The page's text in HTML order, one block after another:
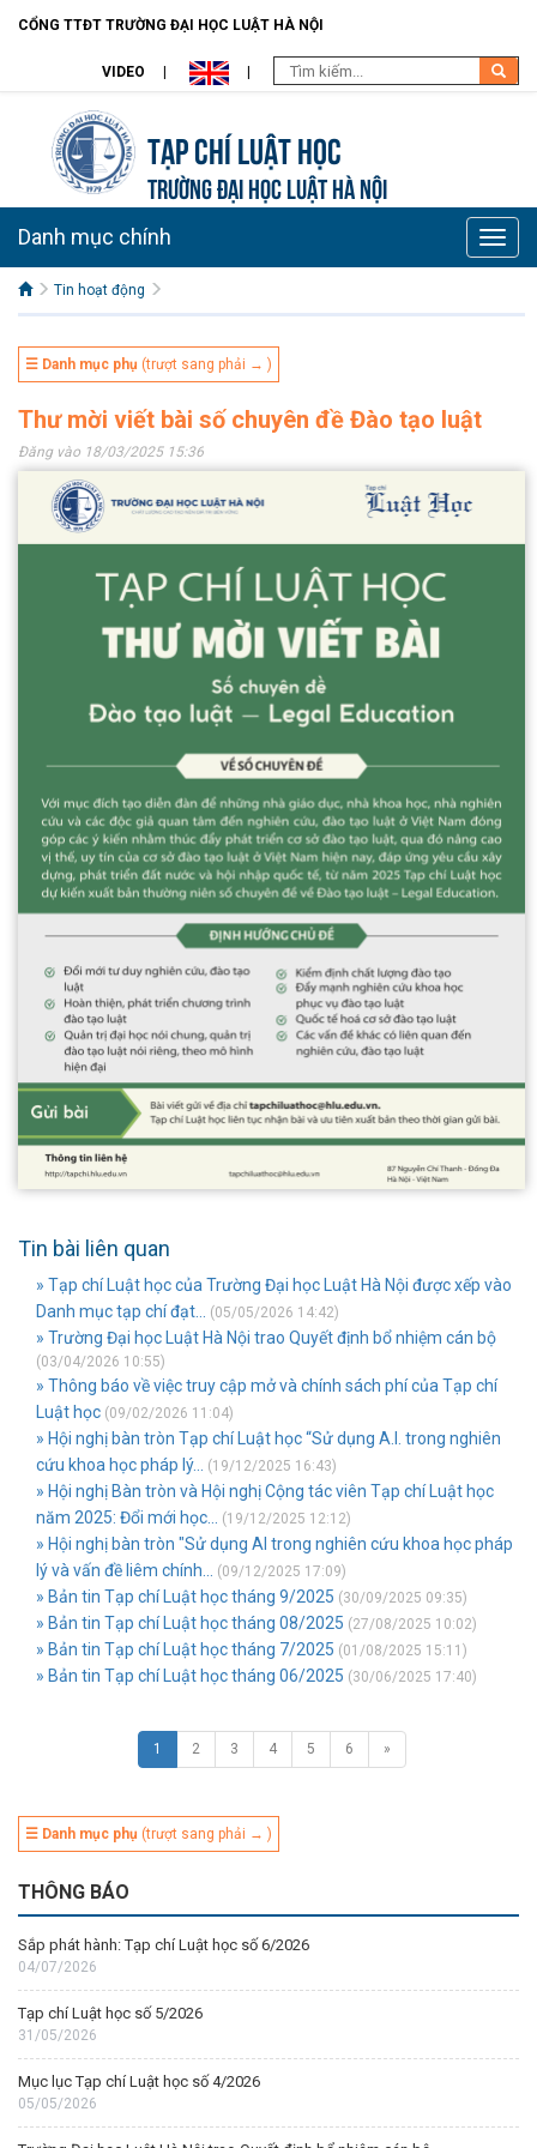
CỔNG TTĐT TRƯỜNG ĐẠI HỌC LUẬT HÀ NỘI
VIDEO
Tạp chí Luật học
TRƯỜNG ĐẠI HỌC LUẬT HÀ NỘI
Toggle
Danh mục chính
Tin hoạt động
☰ Danh mục phụ (trượt sang phải → )
Thư mời viết bài số chuyên đề Đào tạo luật
Đăng vào 18/03/2025 15:36
Tin bài liên quan
» Tạp chí Luật học của Trường Đại học Luật Hà Nội được xếp vào
Danh mục tạp chí đạt...
(05/05/2026 14:42)
» Trường Đại học Luật Hà Nội trao Quyết định bổ nhiệm cán bộ
(03/04/2026 10:55)
» Thông báo về việc truy cập mở và chính sách phí của Tạp chí
Luật học (09/02/2026 11:04)
» Hội nghị bàn tròn Tạp chí Luật học “Sử dụng A.I. trong nghiên
cứu khoa học pháp lý...
(19/12/2025 16:43)
» Hội nghị Bàn tròn và Hội nghị Cộng tác viên Tạp chí Luật học
năm 2025: Đổi mới học...
(19/12/2025 12:12)
» Hội nghị bàn tròn "Sử dụng AI trong nghiên cứu khoa học pháp
lý và vấn đề liêm chính...
(09/12/2025 17:09)
» Bản tin Tạp chí Luật học tháng 9/2025 (30/09/2025 09:35)
» Bản tin Tạp chí Luật học tháng 08/2025 (27/08/2025 10:02)
» Bản tin Tạp chí Luật học tháng 7/2025 (01/08/2025 15:11)
» Bản tin Tạp chí Luật học tháng 06/2025 (30/06/2025 17:40)
1 2 3 4 5 6 »
☰ Danh mục phụ (trượt sang phải → )
THÔNG BÁO
Sắp phát hành: Tạp chí Luật học số 6/2026
04/07/2026
Tạp chí Luật học số 5/2026
31/05/2026
Mục lục Tạp chí Luật học số 4/2026
05/05/2026